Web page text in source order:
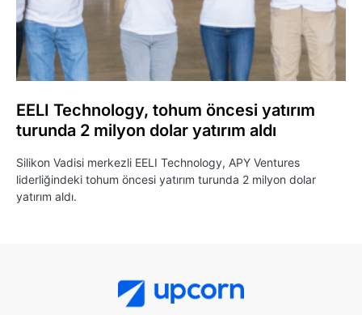
EELI Technology, tohum öncesi yatırım
turunda 2 milyon dolar yatırım aldı
Silikon Vadisi merkezli EELI Technology, APY Ventures
liderliğindeki tohum öncesi yatırım turunda 2 milyon dolar
yatırım aldı.